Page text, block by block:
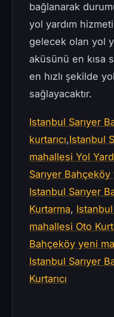
bağlanarak
yol yardım
gelecek olan yol
aküsünü en kısa
en hızlı şekilde
sağlayacaktır.
Istanbul Sarıyer
kurtarıcı,Istanbul
mahallesi Yol
Sarıyer
Istanbul Sarıyer
Kurtarma,
mahallesi Oto
Bahçeköy yeni
Istanbul Sarıyer
Kurtarıcı